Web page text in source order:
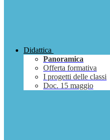
Didattica
Panoramica
Offerta formativa
I progetti delle classi
Doc. 15 maggio